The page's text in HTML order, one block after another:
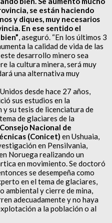
se están haciendo
y diques, muy necesarios
En ese sentido el
, aseguró. “En los últimos 3
la calidad de vida de las
desarrollo minero sea
la cultura minera, será muy
una alternativa muy
desde hace 27 años,
sus estudios en la
y su tesis de licenciatura de
de glaciares de la
Consejo Nacional de
(Conicet) en Ushuaia,
en Pensilvania,
Noruega realizando un
en movimiento. Se doctoró
se desempeña como
en el tema de glaciares,
ambiental y cierre de mina,
adecuadamente y no haya
a la población o al